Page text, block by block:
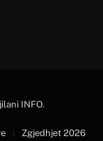
INFO.
Zgjedhjet 2026